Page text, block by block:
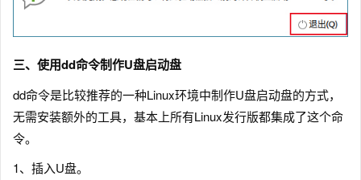
三、使用dd命令制作U盘启动盘
dd命令是比较推荐的一种Linux环境中制作U盘启动盘的方式，
无需安装额外的工具，基本上所有Linux发行版都集成了这个命
令。
1、插入U盘。